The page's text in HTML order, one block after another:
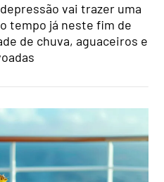
vai trazer uma
tempo já neste fim de
de chuva, aguaceiros e